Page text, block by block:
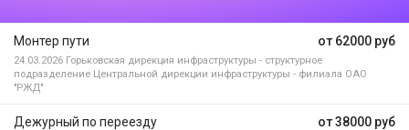
от 62000 руб
Монтер пути
24.03.2026 Горьковская дирекция инфраструктуры - структурное
подразделение Центральной дирекции инфраструктуры - филиала ОАО
"РЖД"
от 38000 руб
Дежурный по переезду